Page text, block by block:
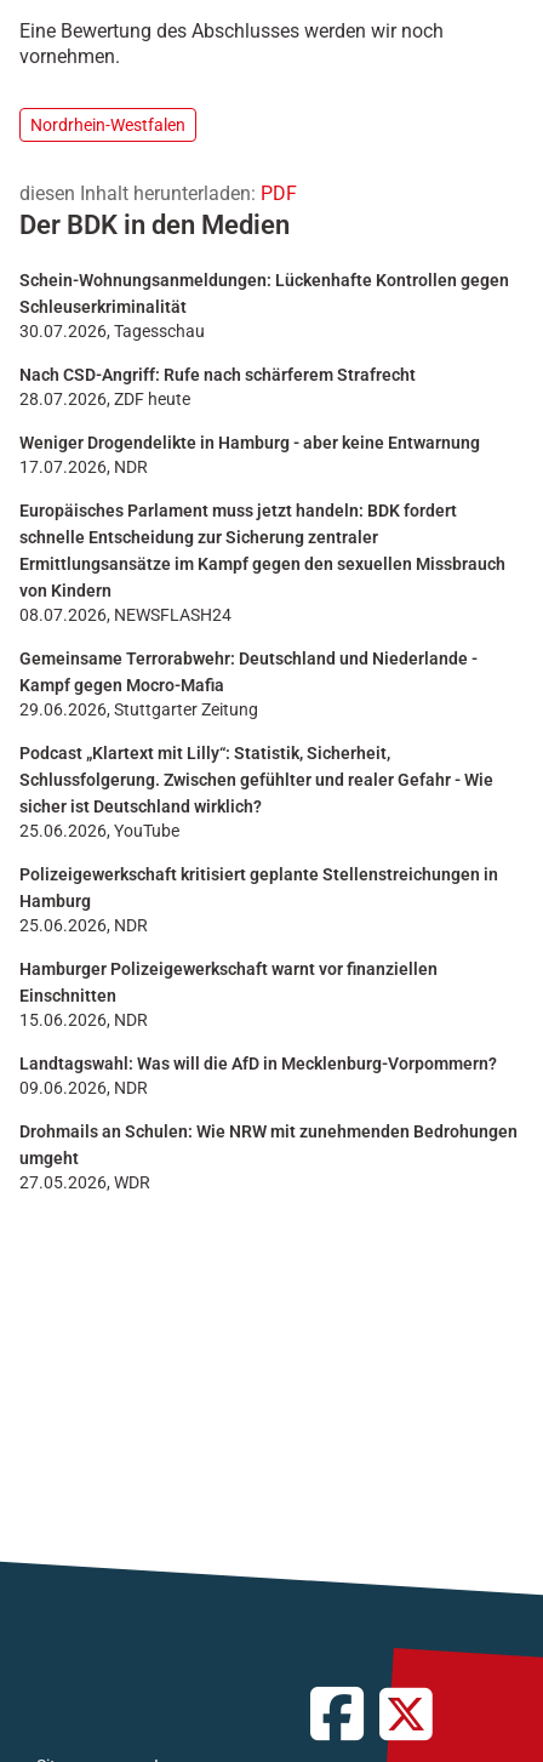
Eine Bewertung des Abschlusses werden wir noch
vornehmen.
Nordrhein-Westfalen
diesen Inhalt herunterladen: PDF
Der BDK in den Medien
Schein-Wohnungsanmeldungen: Lückenhafte Kontrollen gegen
Schleuserkriminalität
30.07.2026, Tagesschau
Nach CSD-Angriff: Rufe nach schärferem Strafrecht
28.07.2026, ZDF heute
Weniger Drogendelikte in Hamburg - aber keine Entwarnung
17.07.2026, NDR
Europäisches Parlament muss jetzt handeln: BDK fordert
schnelle Entscheidung zur Sicherung zentraler
Ermittlungsansätze im Kampf gegen den sexuellen Missbrauch
von Kindern
08.07.2026, NEWSFLASH24
Gemeinsame Terrorabwehr: Deutschland und Niederlande -
Kampf gegen Mocro-Mafia
29.06.2026, Stuttgarter Zeitung
Podcast „Klartext mit Lilly“: Statistik, Sicherheit,
Schlussfolgerung. Zwischen gefühlter und realer Gefahr - Wie
sicher ist Deutschland wirklich?
25.06.2026, YouTube
Polizeigewerkschaft kritisiert geplante Stellenstreichungen in
Hamburg
25.06.2026, NDR
Hamburger Polizeigewerkschaft warnt vor finanziellen
Einschnitten
15.06.2026, NDR
Landtagswahl: Was will die AfD in Mecklenburg-Vorpommern?
09.06.2026, NDR
Drohmails an Schulen: Wie NRW mit zunehmenden Bedrohungen
umgeht
27.05.2026, WDR